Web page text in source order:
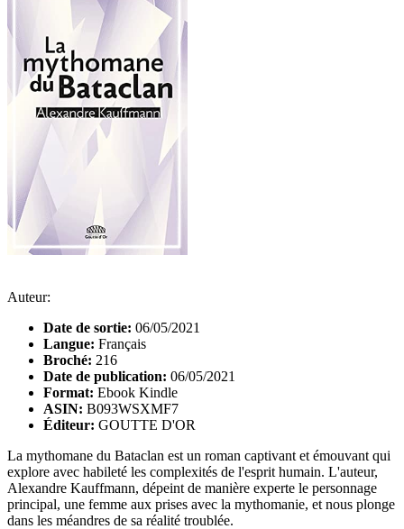
Auteur:
Date de sortie: 06/05/2021
Langue: Français
Broché: 216
Date de publication: 06/05/2021
Format: Ebook Kindle
ASIN: B093WSXMF7
Éditeur: GOUTTE D'OR
La mythomane du Bataclan est un roman captivant et émouvant qui
explore avec habileté les complexités de l'esprit humain. L'auteur,
Alexandre Kauffmann, dépeint de manière experte le personnage
principal, une femme aux prises avec la mythomanie, et nous plonge
dans les méandres de sa réalité troublée.